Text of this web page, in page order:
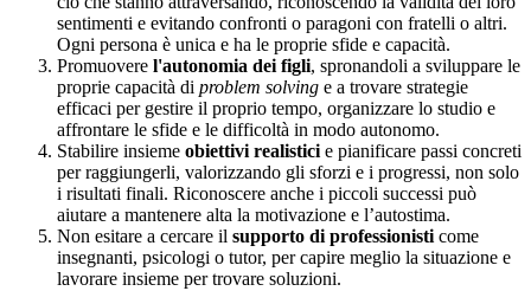
sentimenti e evitando confronti o paragoni con fratelli o altri.
Ogni persona è unica e ha le proprie sfide e capacità.
Promuovere l'autonomia dei figli, spronandoli a sviluppare le
proprie capacità di problem solving e a trovare strategie
efficaci per gestire il proprio tempo, organizzare lo studio e
affrontare le sfide e le difficoltà in modo autonomo.
Stabilire insieme obiettivi realistici e pianificare passi concreti
per raggiungerli, valorizzando gli sforzi e i progressi, non solo
i risultati finali. Riconoscere anche i piccoli successi può
aiutare a mantenere alta la motivazione e l’autostima.
Non esitare a cercare il supporto di professionisti come
insegnanti, psicologi o tutor, per capire meglio la situazione e
lavorare insieme per trovare soluzioni.